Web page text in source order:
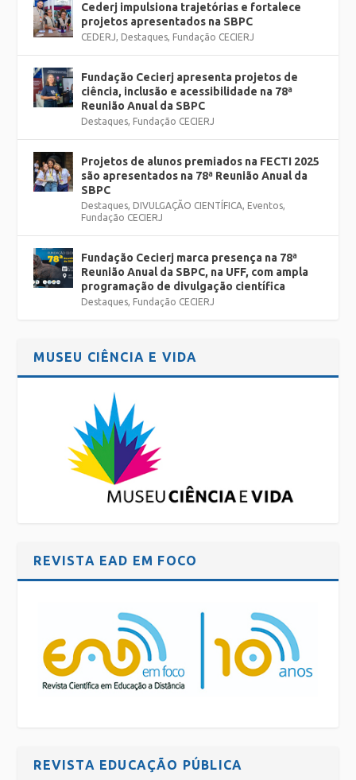
Cederj impulsiona trajetórias e fortalece
projetos apresentados na SBPC
CEDERJ, Destaques, Fundação CECIERJ
Fundação Cecierj apresenta projetos de
ciência, inclusão e acessibilidade na 78ª
Reunião Anual da SBPC
Destaques, Fundação CECIERJ
Projetos de alunos premiados na FECTI 2025
são apresentados na 78ª Reunião Anual da
SBPC
Destaques, DIVULGAÇÃO CIENTÍFICA, Eventos,
Fundação CECIERJ
Fundação Cecierj marca presença na 78ª
Reunião Anual da SBPC, na UFF, com ampla
programação de divulgação científica
Destaques, Fundação CECIERJ
MUSEU CIÊNCIA E VIDA
REVISTA EAD EM FOCO
REVISTA EDUCAÇÃO PÚBLICA